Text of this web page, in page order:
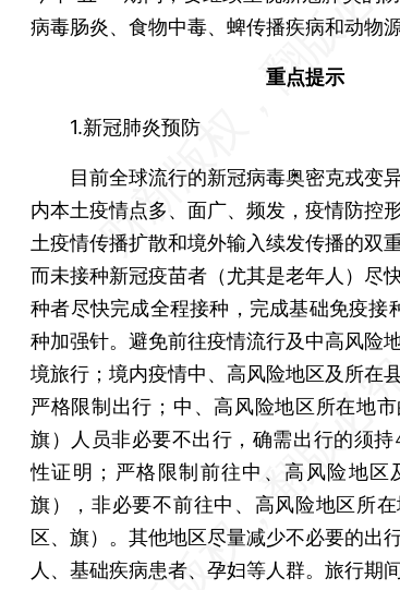
病毒肠炎、食物中毒、蜱传播疾病和动物
重点提示
1.新冠肺炎预防
目前全球流行的新冠病毒奥密克戎变
内本土疫情点多、面广、频发，疫情防控
土疫情传播扩散和境外输入续发传播的双
而未接种新冠疫苗者（尤其是老年人）尽
种者尽快完成全程接种，完成基础免疫接
种加强针。避免前往疫情流行及中高风险
境旅行；境内疫情中、高风险地区及所在
严格限制出行；中、高风险地区所在地市
旗）人员非必要不出行，确需出行的须
性证明；严格限制前往中、高风险地区
旗），非必要不前往中、高风险地区所在
区、旗）。其他地区尽量减少不必要的出
人、基础疾病患者、孕妇等人群。旅行期